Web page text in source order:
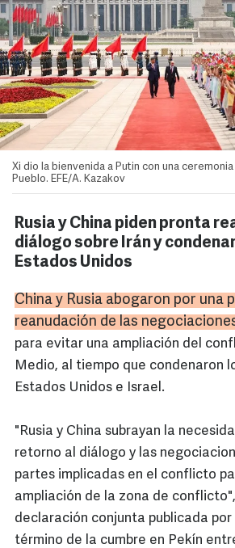
Xi dio la bienvenida a Putin con una ceremonia
Pueblo. EFE/A. Kazakov
Rusia y China piden pronta
diálogo sobre Irán y
Estados Unidos
China y Rusia abogaron por una
reanudación de las
para evitar una ampliación del
Medio, al tiempo que condenaron
Estados Unidos e Israel.
"Rusia y China subrayan la
retorno al diálogo y las
partes implicadas en el conflicto
ampliación de la zona de
declaración conjunta publicada por
término de la cumbre en Pekín